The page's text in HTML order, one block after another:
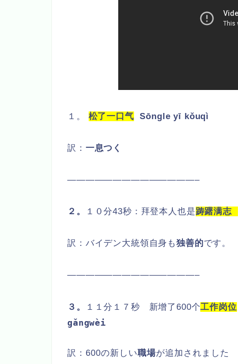
１。 松了一口气 Sōngle yī kǒuqì
訳： 一息つく
——————————————–
２。 １０分43秒：拜登本人也是踌躇满志
訳：バイデン大統領自身も独善的です。
——————————————–
３。 １１分１７秒 新增了600个工作岗位
gǎngwèi
訳：600の新しい職場が追加されました